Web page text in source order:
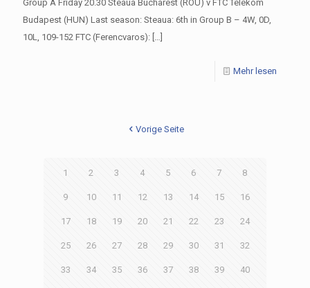
Group A Friday 20.30 Steaua Bucharest (ROU) v FTC Telekom
Budapest (HUN) Last season: Steaua: 6th in Group B – 4W, 0D,
10L, 109-152 FTC (Ferencvaros): […]
Mehr lesen
Vorige Seite
1 2 3 4 5 6 7 8
9 10 11 12 13 14 15 16
17 18 19 20 21 22 23 24
25 26 27 28 29 30 31 32
33 34 35 36 37 38 39 40